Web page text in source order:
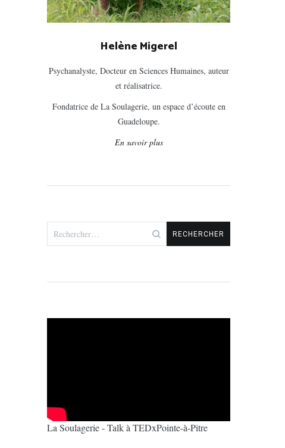
Helène Migerel
Psychanalyste, Docteur en Sciences Humaines, auteur
et réalisatrice.
Fondatrice de La Soulagerie, un espace d’écoute en
Guadeloupe.
En savoir plus
La Soulagerie - Talk à TEDxPointe-à-Pitre